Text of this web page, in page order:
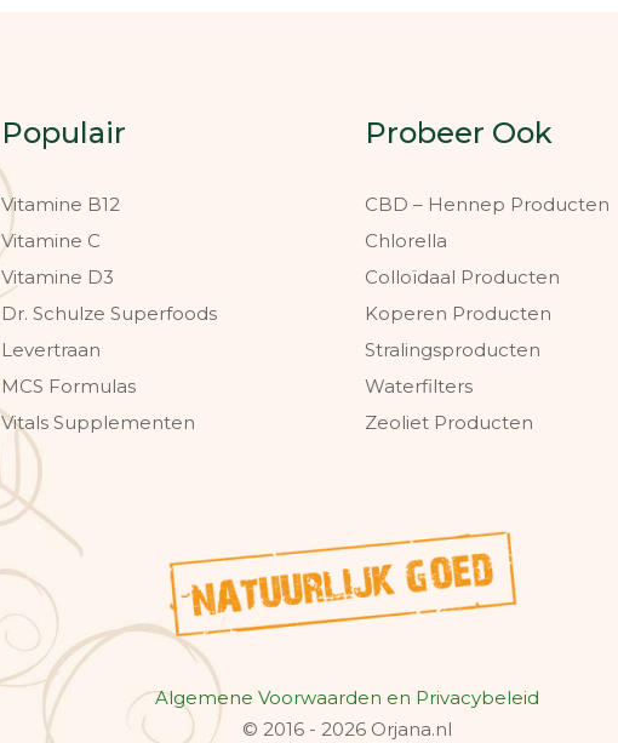
Populair
Vitamine B12
Vitamine C
Vitamine D3
Dr. Schulze Superfoods
Levertraan
MCS Formulas
Vitals Supplementen
Probeer Ook
CBD – Hennep Producten
Chlorella
Colloïdaal Producten
Koperen Producten
Stralingsproducten
Waterfilters
Zeoliet Producten
Algemene Voorwaarden en Privacybeleid
© 2016 - 2026 Orjana.nl